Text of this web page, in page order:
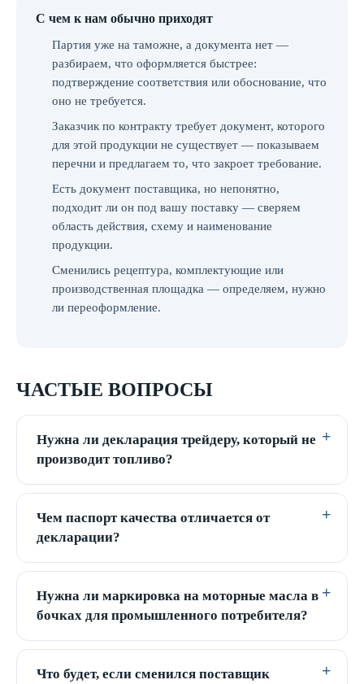
С чем к нам обычно приходят
Партия уже на таможне, а документа нет —
разбираем, что оформляется быстрее:
подтверждение соответствия или обоснование, что
оно не требуется.
Заказчик по контракту требует документ, которого
для этой продукции не существует — показываем
перечни и предлагаем то, что закроет требование.
Есть документ поставщика, но непонятно,
подходит ли он под вашу поставку — сверяем
область действия, схему и наименование
продукции.
Сменились рецептура, комплектующие или
производственная площадка — определяем, нужно
ли переоформление.
ЧАСТЫЕ ВОПРОСЫ
Нужна ли декларация трейдеру, который не
производит топливо?
Чем паспорт качества отличается от
декларации?
Нужна ли маркировка на моторные масла в
бочках для промышленного потребителя?
Что будет, если сменился поставщик